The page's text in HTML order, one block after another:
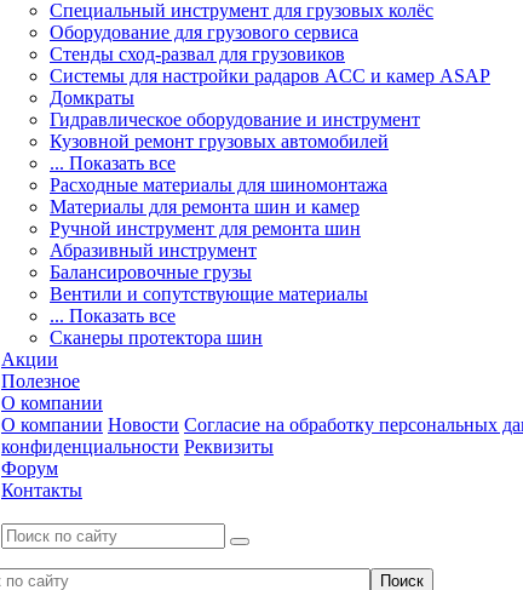
Специальный инструмент для грузовых колёс
Оборудование для грузового сервиса
Стенды сход-развал для грузовиков
Системы для настройки радаров ACC и камер ASAP
Домкраты
Гидравлическое оборудование и инструмент
Кузовной ремонт грузовых автомобилей
... Показать все
Расходные материалы для шиномонтажа
Материалы для ремонта шин и камер
Ручной инструмент для ремонта шин
Абразивный инструмент
Балансировочные грузы
Вентили и сопутствующие материалы
... Показать все
Сканеры протектора шин
Акции
Полезное
О компании
О компании Новости Согласие на обработку персональных
конфиденциальности Реквизиты
Форум
Контакты